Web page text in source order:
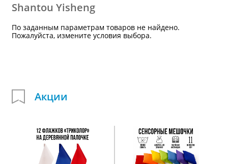
Shantou Yisheng
По заданным параметрам товаров не найдено.
Пожалуйста, измените условия выбора.
Акции